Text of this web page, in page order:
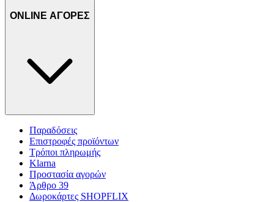
ONLINE ΑΓΟΡΕΣ
Παραδόσεις
Επιστροφές προϊόντων
Τρόποι πληρωμής
Klarna
Προστασία αγορών
Άρθρο 39
Δωροκάρτες SHOPFLIX